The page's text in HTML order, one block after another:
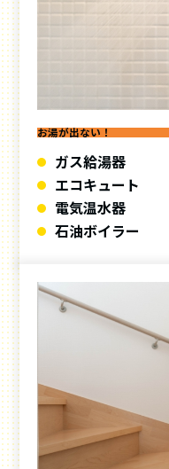
お湯が出ない！
ガス給湯器
エコキュート
電気温水器
石油ボイラー